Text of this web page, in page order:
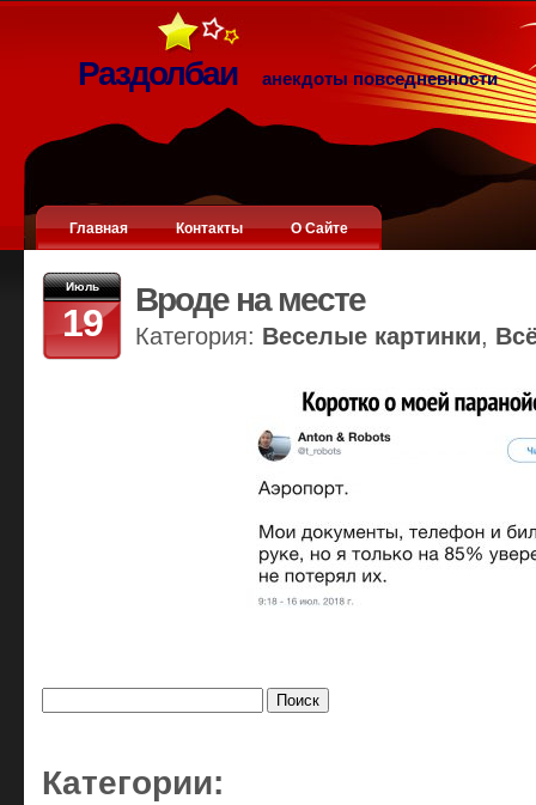
Раздолбаи анекдоты повседневности
Главная Контакты О Сайте
Июль
19
Вроде на месте
Категория: Веселые картинки,
Категории: